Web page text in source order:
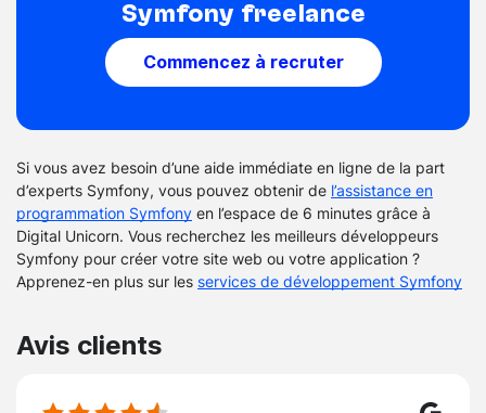
Symfony freelance
Commencez à recruter
Si vous avez besoin d’une aide immédiate en ligne de la part
d’experts Symfony, vous pouvez obtenir de l’assistance en
programmation Symfony en l’espace de 6 minutes grâce à
Digital Unicorn. Vous recherchez les meilleurs développeurs
Symfony pour créer votre site web ou votre application ?
Apprenez-en plus sur les services de développement Symfony
Avis clients